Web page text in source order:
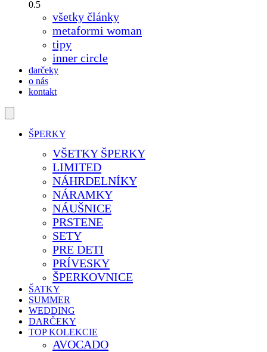
všetky články
metaformi woman
tipy
inner circle
darčeky
o nás
kontakt
ŠPERKY
VŠETKY ŠPERKY
LIMITED
NÁHRDELNÍKY
NÁRAMKY
NÁUŠNICE
PRSTENE
SETY
PRE DETI
PRÍVESKY
ŠPERKOVNICE
ŠATKY
SUMMER
WEDDING
DARČEKY
TOP KOLEKCIE
AVOCADO